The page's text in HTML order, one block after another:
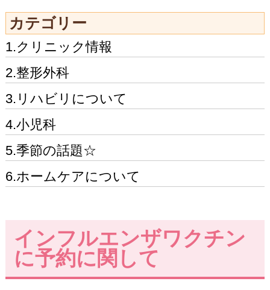
カテゴリー
1.クリニック情報
2.整形外科
3.リハビリについて
4.小児科
5.季節の話題☆
6.ホームケアについて
インフルエンザワクチン
に予約に関して